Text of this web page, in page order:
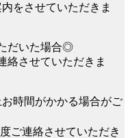
をさせていただきま
だいた場合◎
絡させていただきま
時間がかかる場合がご
ご連絡させていただき